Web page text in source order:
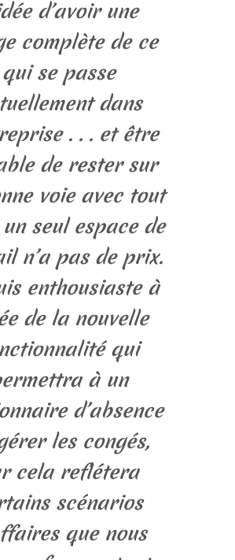
d’avoir une
complète de ce
qui se passe
dans
. . . et être
de rester sur
voie avec tout
seul espace de
n’a pas de prix.
enthousiaste à
de la nouvelle
qui
à un
d’absence
les congés,
cela reflétera
scénarios
que nous